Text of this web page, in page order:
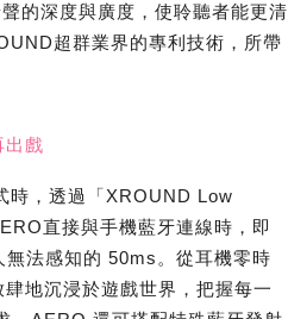
的深度與廣度，使聆聽者能更清
超群業界的專利技術，所帶
出戲
時，透過「XROUND Low
直接與手機藍牙連線時，即
法感知的 50ms。從耳機零時
地沉浸於遊戲世界，把握每一